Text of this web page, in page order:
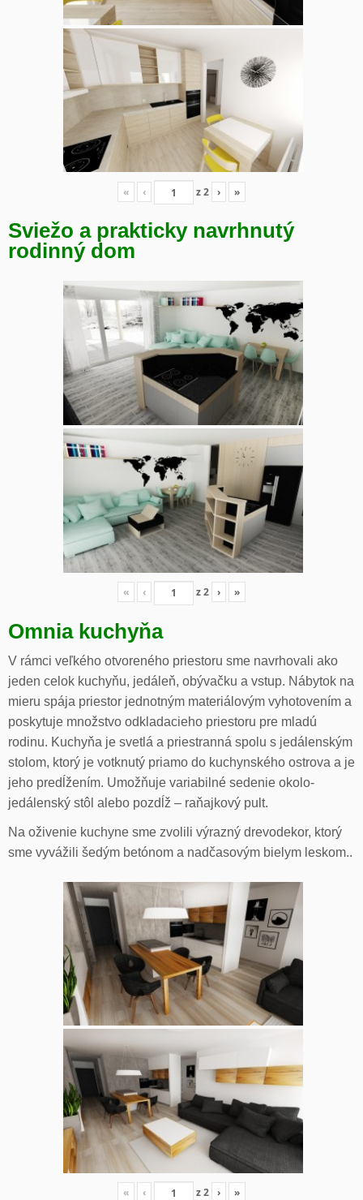
« ‹ z2 › »
Sviežo a prakticky navrhnutý
rodinný dom
« ‹ z2 › »
Omnia kuchyňa
V rámci veľkého otvoreného priestoru sme navrhovali ako
jeden celok kuchyňu, jedáleň, obývačku a vstup. Nábytok na
mieru spája priestor jednotným materiálovým vyhotovením a
poskytuje množstvo odkladacieho priestoru pre mladú
rodinu. Kuchyňa je svetlá a priestranná spolu s jedálenským
stolom, ktorý je votknutý priamo do kuchynského ostrova a je
jeho predĺžením. Umožňuje variabilné sedenie okolo-
jedálenský stôl alebo pozdĺž – raňajkový pult.
Na oživenie kuchyne sme zvolili výrazný drevodekor, ktorý
sme vyvážili šedým betónom a nadčasovým bielym leskom..
« ‹ z2 › »